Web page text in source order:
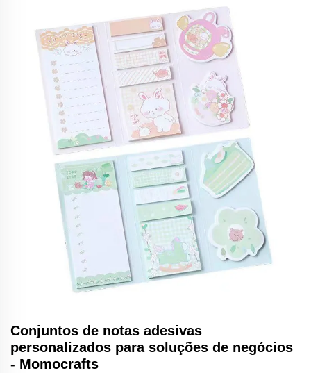
Conjuntos de notas adesivas
personalizados para soluções de negócios
- Momocrafts